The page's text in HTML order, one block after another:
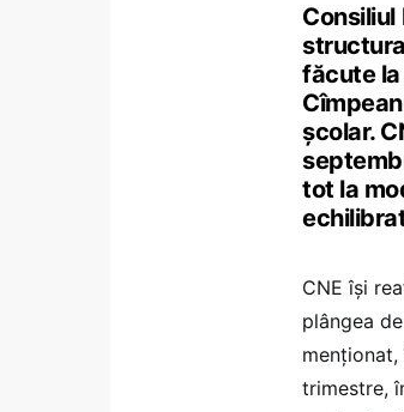
Consiliul
făcute
școlar.
tot la
CNE își
plângea
trimestre,